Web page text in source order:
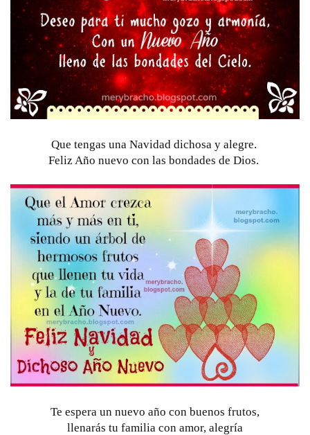
Que tengas una Navidad dichosa y alegre.
Feliz Año nuevo con las bondades de Dios.
Te espera un nuevo año con buenos frutos,
llenarás tu familia con amor, alegría